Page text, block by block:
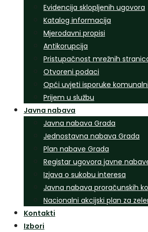
Evidencija sklopljenih ugovora
Katalog informacija
Mjerodavni propisi
Antikorupcija
Pristupačnost mrežnih
Otvoreni podaci
Opći uvjeti isporuke
Prijem u službu
Javna nabava
Javna nabava Grada
Jednostavna nabava Grada
Plan nabave Grada
Registar ugovora javne
Izjava o sukobu interesa
Javna nabava proračunskih
Nacionalni akcijski plan za
Kontakti
Izbori